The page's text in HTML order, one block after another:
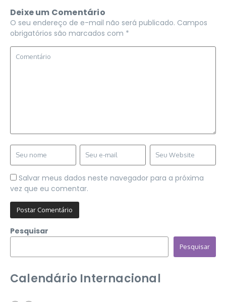
Deixe um Comentário
O seu endereço de e-mail não será publicado. Campos
obrigatórios são marcados com *
Salvar meus dados neste navegador para a próxima
vez que eu comentar.
Pesquisar
Pesquisar
Calendário Internacional